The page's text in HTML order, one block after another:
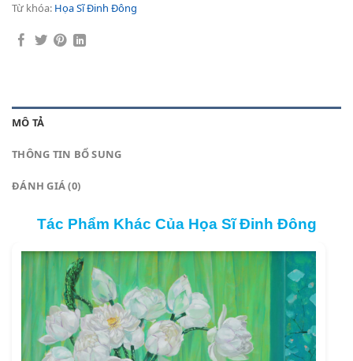
Từ khóa: Họa Sĩ Đinh Đông
MÔ TẢ
THÔNG TIN BỔ SUNG
ĐÁNH GIÁ (0)
Tác Phẩm Khác Của Họa Sĩ Đinh Đông